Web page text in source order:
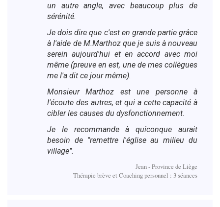
un autre angle, avec beaucoup plus de
sérénité.
Je dois dire que c'est en grande partie grâce
à l'aide de M.Marthoz que je suis à nouveau
serein aujourd'hui et en accord avec moi
même (preuve en est, une de mes collègues
me l'a dit ce jour même).
Monsieur Marthoz est une personne à
l'écoute des autres, et qui a cette capacité à
cibler les causes du dysfonctionnement.
Je le recommande à quiconque aurait
besoin de "remettre l'église au milieu du
village".
Jean - Province de Liège
Thérapie brève et Coaching personnel : 3 séances